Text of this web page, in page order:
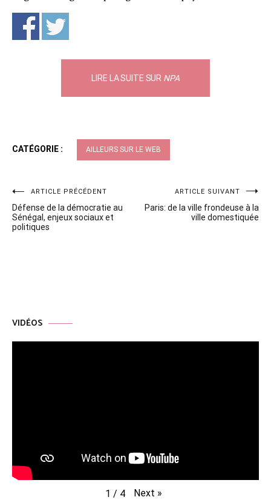
LIRE LA SUITE SUR NPA
CATÉGORIE : AILLEURS SUR LE WEB
Navigation
de
ARTICLE PRÉCÉDENT
Défense de la démocratie au
Sénégal, enjeux sociaux et
politiques
ARTICLE SUIVANT
Paris: de la ville frondeuse à la
ville domestiquée
VIDÉOS
1 / 4 Next »